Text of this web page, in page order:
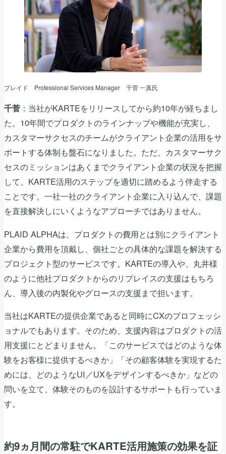
プレイド Professional Services Manager 千菅 一真氏
千菅 ：当社がKARTEをリリースしてから約10年が経ちまし
た。10年間でプロダクトのラインナップや機能が充実し、
カスタマーサクセスのチームがクライアント企業の活用をサ
ポートする体制も盤石になりました。ただ、カスタマーサク
セスのミッションはあくまでクライアント企業の状況を把握
して、KARTE活用のステップを適切に踏めるよう伴走する
ことです。一社一社のクライアント企業に入り込んで、課題
を直接解決しにいくようなアプローチではありません。
PLAID ALPHAは、プロダクトの費用とは別にクライアント
企業から費用を頂戴し、個社ごとの具体的な課題を解決する
プロジェクト型のサービスです。KARTEの導入や、丸井様
のように他社プロダクトからのリプレイスの支援はもちろ
ん、導入後の内製化やグロースの支援まで担います。
当社はKARTEの提供企業であると同時にCXのプロフェッシ
ョナルでもあります。そのため、支援内容はプロダクトの活
用支援にとどまりません。「このサービスではどのような体
験をお客様に提供するべきか」「その顧客体験を実現するた
めには、どのようなUI／UXをデザインするべきか」などの
問いを立て、体験そのものを設計するサポートも行っていま
す。
約9ヵ月間の常駐でKARTE活用施策の効果を証